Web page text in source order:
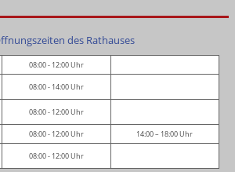
des Rathauses
08:00 - 12:00 Uhr
08:00 - 14:00 Uhr
08:00 - 12:00 Uhr
08:00 - 12:00 Uhr 14:00 – 18:00 Uhr
08:00 - 12:00 Uhr